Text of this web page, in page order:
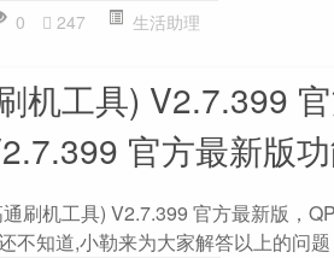
0 247 生活助理
机工具) V2.7.399
官方最新版功
刷机工具) V2.7.399 官方最新版，
不知道,小勒来为大家解答以上的问题